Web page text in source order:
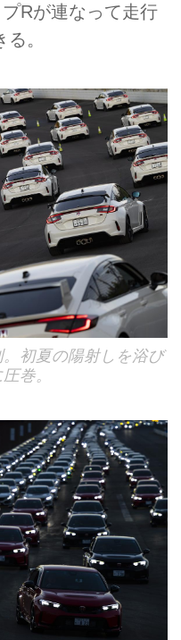
Rが連なって走行
。
初夏の陽射しを浴び
巻。